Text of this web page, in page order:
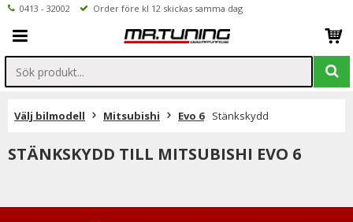
0413 - 32002 Order före kl 12 skickas samma dag
Välj bilmodell Mitsubishi Evo 6 Stänkskydd
STÄNKSKYDD TILL MITSUBISHI EVO 6